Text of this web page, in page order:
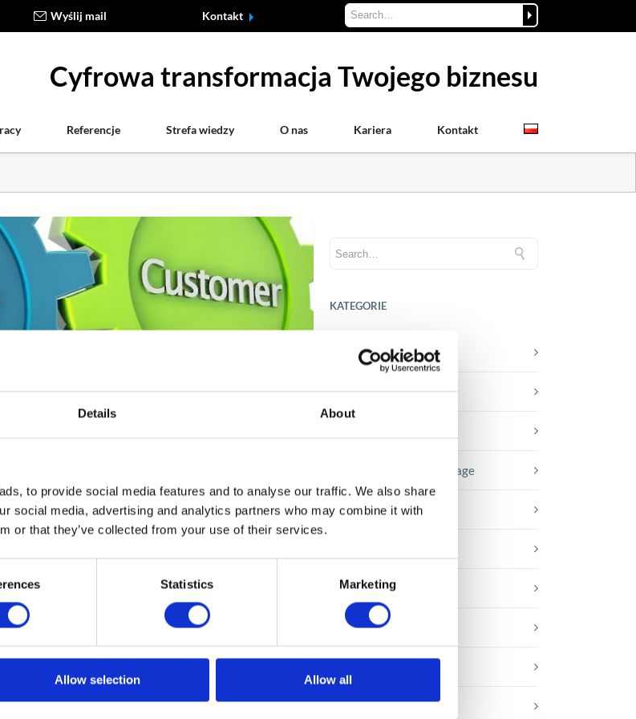
Details About
to provide social media features and to analyse our traffic. We also share
social media, advertising and analytics partners who may combine it with
or that they’ve collected from your use of their services.
Statistics Marketing
Allow selection Allow all
Wyślij mail Kontakt
Cyfrowa transformacja Twojego biznesu
Referencje Strefa wiedzy O nas Kariera Kontakt
konsultantami
Sebastian Maćkowiak i Jakub Laszkiewicz,
Supplier Relationship Management”, tym
SAP SRM! Egzamin odbył się 26
KATEGORIE
Aktualności prawne
Baza wiedzy
Historie sukcesu front page
Inicjatywy pracowników
Porady karierowe
Rozwiązania Microsoft
Trendy w SAP-ie